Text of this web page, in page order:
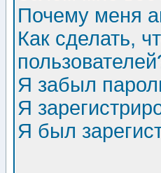
Почему меня
Как сделать,
Я забыл
Я
Я был